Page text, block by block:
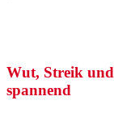
Wut, Streik
spannend